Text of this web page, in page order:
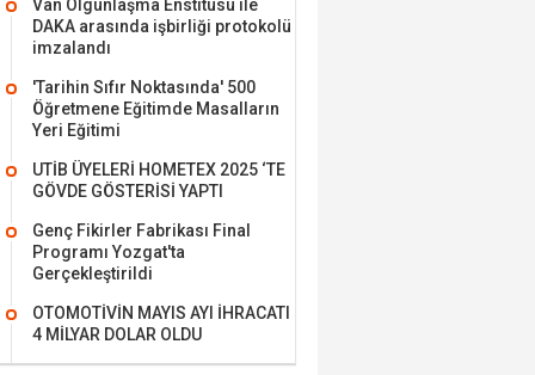
Van Olgunlaşma Enstitüsü ile
DAKA arasında işbirliği protokolü
imzalandı
'Tarihin Sıfır Noktasında' 500
Öğretmene Eğitimde Masalların
Yeri Eğitimi
UTİB ÜYELERİ HOMETEX 2025 ‘TE
GÖVDE GÖSTERİSİ YAPTI
Genç Fikirler Fabrikası Final
Programı Yozgat'ta
Gerçekleştirildi
OTOMOTİVİN MAYIS AYI İHRACATI
4 MİLYAR DOLAR OLDU
Bilim İnsanı Tosun
Saygı..
ÖZDEMİR
- Sağlık turizminde
BULUZ